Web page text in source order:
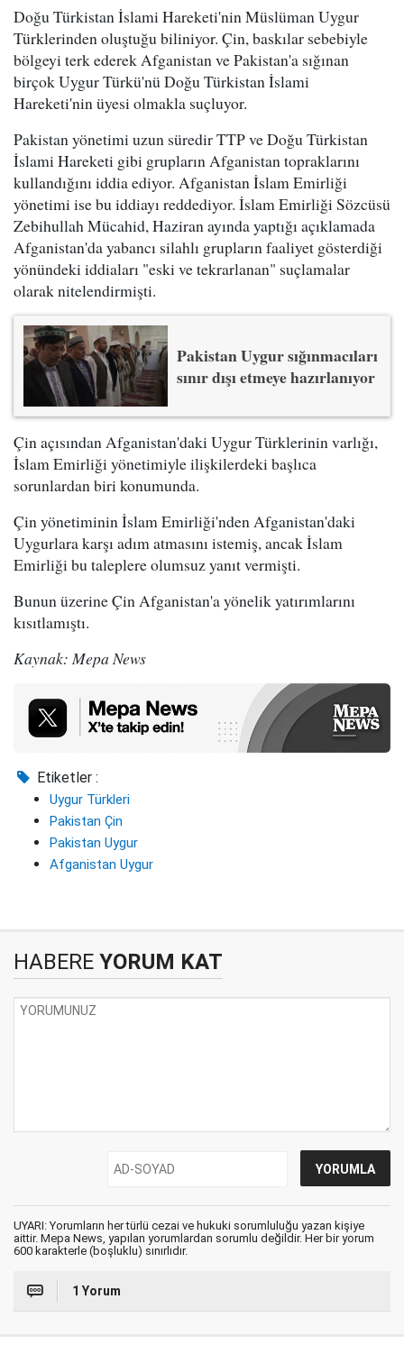
Doğu Türkistan İslami Hareketi'nin Müslüman Uygur
Türklerinden oluştuğu biliniyor. Çin, baskılar sebebiyle
bölgeyi terk ederek Afganistan ve Pakistan'a sığınan
birçok Uygur Türkü'nü Doğu Türkistan İslami
Hareketi'nin üyesi olmakla suçluyor.
Pakistan yönetimi uzun süredir TTP ve Doğu Türkistan
İslami Hareketi gibi grupların Afganistan topraklarını
kullandığını iddia ediyor. Afganistan İslam Emirliği
yönetimi ise bu iddiayı reddediyor. İslam Emirliği Sözcüsü
Zebihullah Mücahid, Haziran ayında yaptığı açıklamada
Afganistan'da yabancı silahlı grupların faaliyet gösterdiği
yönündeki iddiaları "eski ve tekrarlanan" suçlamalar
olarak nitelendirmişti.
Pakistan Uygur sığınmacıları
sınır dışı etmeye hazırlanıyor
Çin açısından Afganistan'daki Uygur Türklerinin varlığı,
İslam Emirliği yönetimiyle ilişkilerdeki başlıca
sorunlardan biri konumunda.
Çin yönetiminin İslam Emirliği'nden Afganistan'daki
Uygurlara karşı adım atmasını istemiş, ancak İslam
Emirliği bu taleplere olumsuz yanıt vermişti.
Bunun üzerine Çin Afganistan'a yönelik yatırımlarını
kısıtlamıştı.
Kaynak: Mepa News
Etiketler :
Uygur Türkleri
Pakistan Çin
Pakistan Uygur
Afganistan Uygur
HABERE YORUM KAT
UYARI: Yorumların her türlü cezai ve hukuki sorumluluğu yazan kişiye
aittir. Mepa News, yapılan yorumlardan sorumlu değildir. Her bir yorum
600 karakterle (boşluklu) sınırlıdır.
1 Yorum